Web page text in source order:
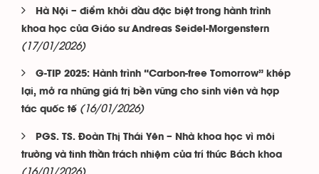
Hà Nội – điểm khởi đầu đặc biệt trong hành trình
khoa học của Giáo sư Andreas Seidel-Morgenstern
(17/01/2026)
G-TIP 2025: Hành trình “Carbon-free Tomorrow” khép
lại, mở ra những giá trị bền vững cho sinh viên và hợp
tác quốc tế (16/01/2026)
PGS. TS. Đoàn Thị Thái Yên – Nhà khoa học vì môi
trường và tinh thần trách nhiệm của trí thức Bách khoa